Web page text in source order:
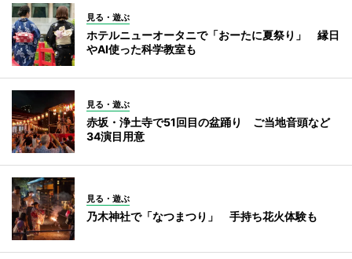
見る・遊ぶ
ホテルニューオータニで「おーたに夏祭り」 縁日
やAI使った科学教室も
見る・遊ぶ
赤坂・浄土寺で51回目の盆踊り ご当地音頭など
34演目用意
見る・遊ぶ
乃木神社で「なつまつり」 手持ち花火体験も